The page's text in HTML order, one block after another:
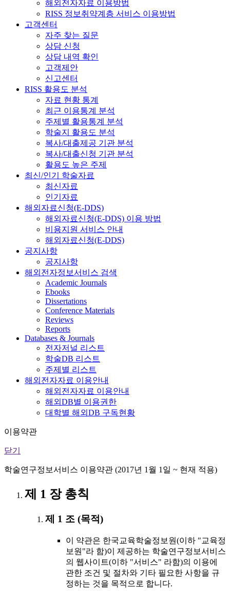
해외전자자료 이용방법
RISS 정보취약계층 서비스 이용방법
고객센터
자주 찾는 질문
상담 신청
상담 내역 확인
고객제안
신고센터
RISS 활용도 분석
자료 현황 통계
최근 이용통계 분석
주제별 활용통계 분석
학술지 활용도 분석
복사/대출제공 기관 분석
복사/대출신청 기관 분석
활용도 높은 주제
최신/인기 학술자료
최신자료
인기자료
해외자료신청(E-DDS)
해외자료신청(E-DDS) 이용 방법
비용지원 서비스 안내
해외자료신청(E-DDS)
공지사항
공지사항
해외전자정보서비스 검색
Academic Journals
Ebooks
Dissertations
Conference Materials
Reviews
Reports
Databases & Journals
전자저널 리스트
학술DB 리스트
주제별 리스트
해외전자자료 이용안내
해외전자자료 이용안내
해외DB별 이용권한
대학별 해외DB 구독현황
이용약관
닫기
학술연구정보서비스 이용약관 (2017년 1월 1일 ~ 현재 적용)
제 1 장 총칙
제 1 조 (목적)
이 약관은 한국교육학술정보원(이하 "교육정
보원"라 함)이 제공하는 학술연구정보서비스
의 웹사이트(이하 "서비스" 라함)의 이용에
관한 조건 및 절차와 기타 필요한 사항을 규
정하는 것을 목적으로 합니다.